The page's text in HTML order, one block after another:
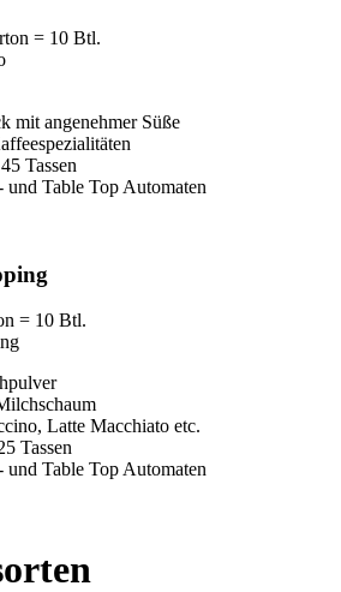
= 10 Btl.
mit angenehmer Süße
Tassen
Table Top Automaten
= 10 Btl.
Latte Macchiato etc.
Tassen
Table Top Automaten